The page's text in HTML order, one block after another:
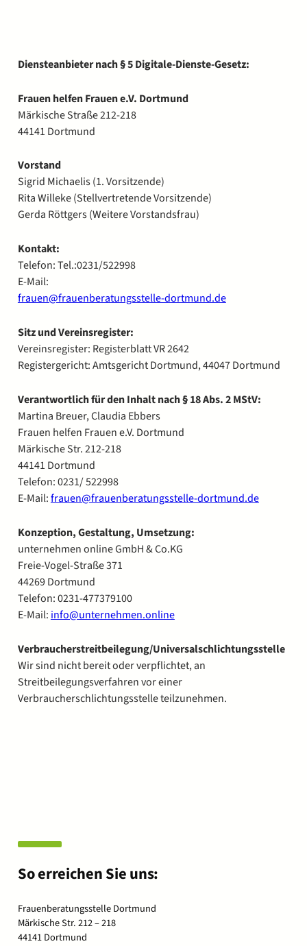
Diensteanbieter nach § 5 Digitale-Dienste-Gesetz:
Frauen helfen Frauen e.V. Dortmund
Märkische Straße 212-218
44141 Dortmund
Vorstand
Sigrid Michaelis (1. Vorsitzende)
Rita Willeke (Stellvertretende Vorsitzende)
Gerda Röttgers (Weitere Vorstandsfrau)
Kontakt:
Telefon: Tel.:0231/522998
E-Mail:
frauen@frauenberatungsstelle-dortmund.de
Sitz und Vereinsregister:
Vereinsregister: Registerblatt VR 2642
Registergericht: Amtsgericht Dortmund, 44047 Dortmund
Verantwortlich für den Inhalt nach § 18 Abs. 2 MStV:
Martina Breuer, Claudia Ebbers
Frauen helfen Frauen e.V. Dortmund
Märkische Str. 212-218
44141 Dortmund
Telefon: 0231/ 522998
E-Mail:frauen@frauenberatungsstelle-dortmund.de
Konzeption, Gestaltung, Umsetzung:
unternehmen online GmbH & Co.KG
Freie-Vogel-Straße 371
44269 Dortmund
Telefon: 0231-477379100
E-Mail: info@unternehmen.online
Verbraucherstreitbeilegung/Universalschlichtungsstelle
Wir sind nicht bereit oder verpflichtet, an
Streitbeilegungsverfahren vor einer
Verbraucherschlichtungsstelle teilzunehmen.
So erreichen Sie uns:
Frauenberatungsstelle Dortmund
Märkische Str. 212 – 218
44141 Dortmund